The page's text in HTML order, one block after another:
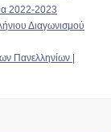
2022-2023
Διαγωνισμού
Πανελληνίων |